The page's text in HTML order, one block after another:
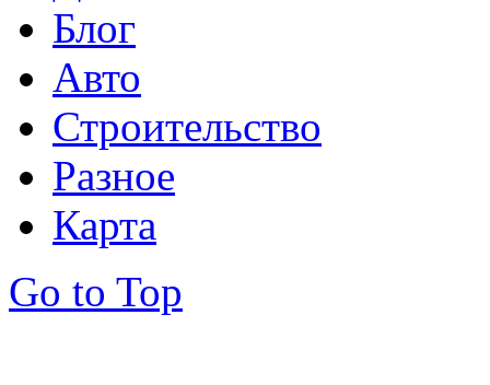
Блог
Авто
Строительство
Разное
Карта
Go to Top